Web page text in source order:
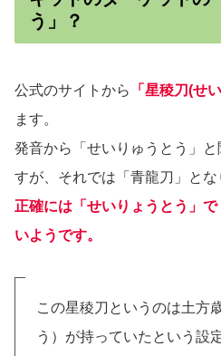
う」？
公式のサイトから 「星稜刀(せ
ます。
発音から「せいりゅうとう」
すが、それでは「青龍刀」とな
正確には「せいりょうとう」
いようです。
この星稜刀というのは土方
う）が持っていたという設